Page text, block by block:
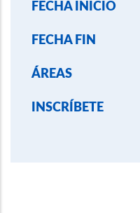
FECHA INICIO
FECHA FIN
ÁREAS
INSCRÍBETE